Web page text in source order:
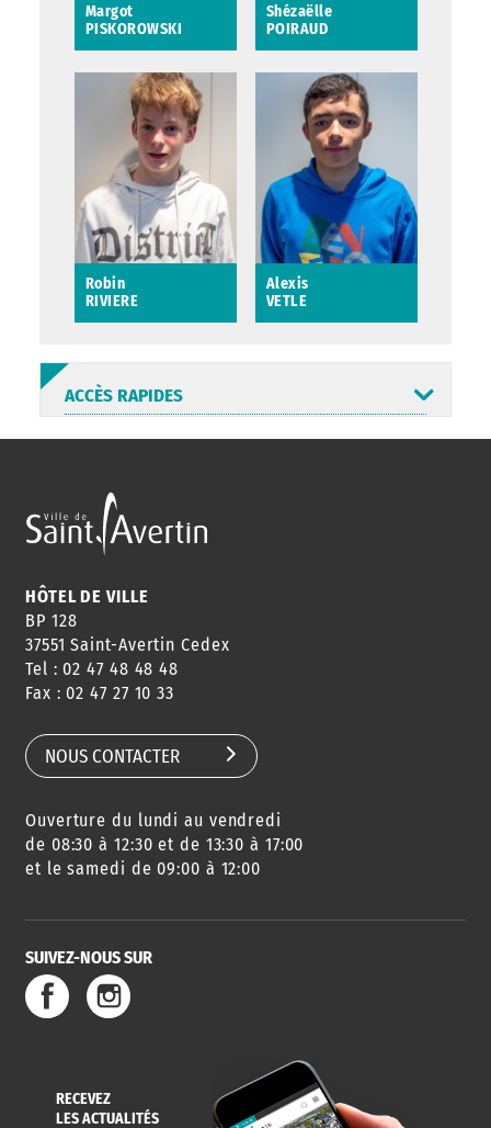
Margot
PISKOROWSKI
Margot
PISKOROWSKI
Shézaëlle
POIRAUD
Shézaëlle POIRAUD
Robin
RIVIERE
Alexis
VETLE
ACCÈS RAPIDES
ANNUAIRE
HORAIRES
CONSEILS
DE QUARTIER
AGENDA
DES SORTIES
URBANISME
SERVICE
DE L'EAU
HÔTEL DE VILLE
BP 128
37551 Saint-Avertin Cedex
Tel : 02 47 48 48 48
Fax : 02 47 27 10 33
NOUS CONTACTER
Ouverture du lundi au vendredi
de 08:30 à 12:30 et de 13:30 à 17:00
et le samedi de 09:00 à 12:00
SUIVEZ-NOUS SUR
RECEVEZ
LES ACTUALITÉS